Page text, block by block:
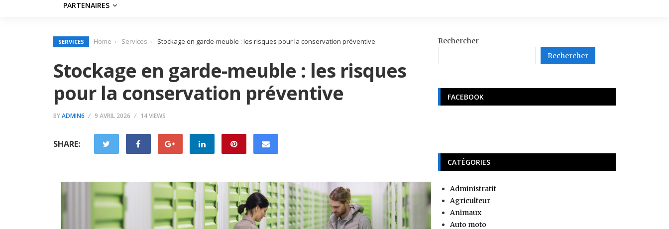
PARTENAIRES
SERVICES Home Services Stockage en garde-meuble : les risques pour la conservation préventive
Stockage en garde-meuble : les risques
pour la conservation préventive
BYADMIN6 9 AVRIL 2026 14 VIEWS
SHARE:
Rechercher
Rechercher
FACEBOOK
CATÉGORIES
Administratif
Agriculteur
Animaux
Auto moto